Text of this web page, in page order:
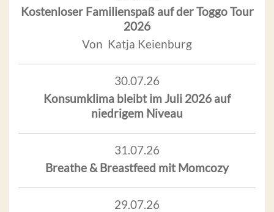
Kostenloser Familienspaß auf der Toggo Tour
2026
Von Katja Keienburg
30.07.26
Konsumklima bleibt im Juli 2026 auf
niedrigem Niveau
31.07.26
Breathe & Breastfeed mit Momcozy
29.07.26